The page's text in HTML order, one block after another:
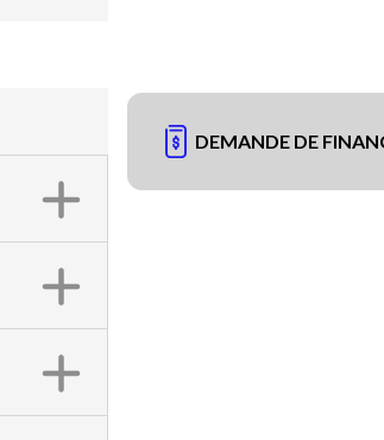
DEMANDE DE